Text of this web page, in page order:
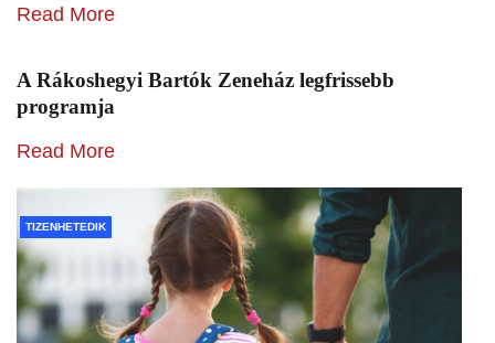
Read More
A Rákoshegyi Bartók Zeneház legfrissebb
programja
Read More
TIZENHETEDIK